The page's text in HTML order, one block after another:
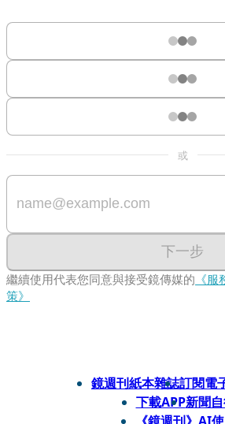
或
下一步
繼續使用代表您同意與接受鏡傳媒的 《服
策》
鏡週刊紙本雜誌訂閱電
下載APP新聞